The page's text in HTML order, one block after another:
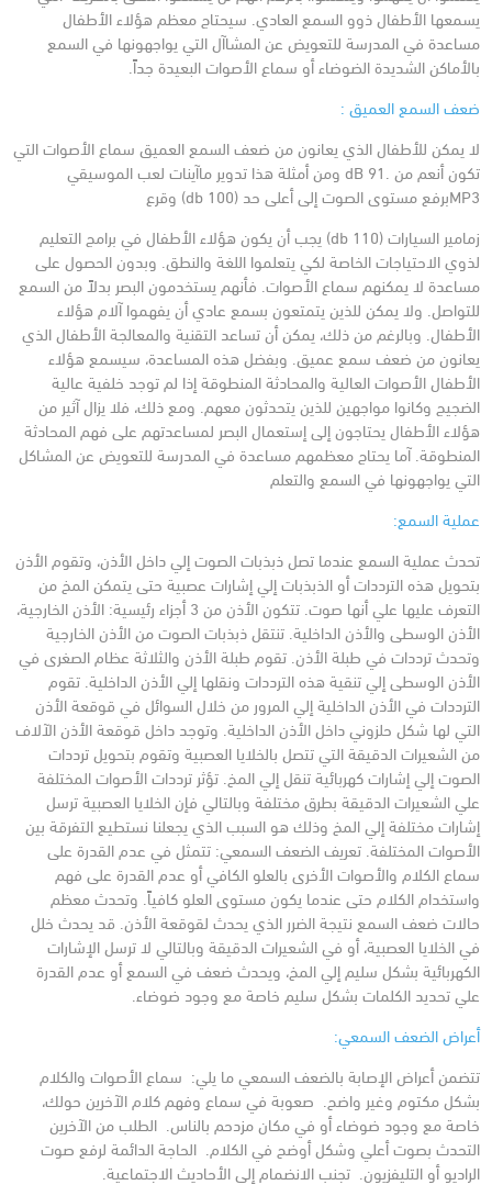
يسمعها الأطفال ذوو السمع العادي. سيحتاج معظم هؤلاء الأطفال
مساعدة في المدرسة للتعويض عن المشاآل التي يواجهونها في السمع
بالأماكن الشديدة الضوضاء أو سماع الأصوات البعيدة جداً.
ضعف السمع العميق :
لا يمكن للأطفال الذي يعانون من ضعف السمع العميق سماع الأصوات التي
تكون أنعم من .dB 91 ومن أمثلة هذا تدوير ماآينات لعب الموسيقي
MP3برفع مستوى الصوت إلى أعلى حد (db 100) وقرع
زمامير السيارات (db 110)
يجب أن يكون هؤلاء الأطفال في برامج التعليم
لذوي الاحتياجات الخاصة لكي يتعلموا اللغة والنطق. وبدون الحصول على
مساعدة لا يمكنهم سماع الأصوات. فأنهم يستخدمون البصر بدلاً من السمع
للتواصل. ولا يمكن للذين يتمتعون بسمع عادي أن يفهموا آلام هؤلاء
الأطفال. وبالرغم من ذلك، يمكن أن تساعد التقنية والمعالجة الأطفال الذي
يعانون من ضعف سمع عميق. وبفضل هذه المساعدة، سيسمع هؤلاء
الأطفال الأصوات العالية والمحادثة المنطوقة إذا لم توجد خلفية عالية
الضجيج وكانوا مواجهين للذين يتحدثون معهم. ومع ذلك، فلا يزال آثير من
هؤلاء الأطفال يحتاجون إلى إستعمال البصر لمساعدتهم على فهم المحادثة
المنطوقة. آما يحتاج معظمهم مساعدة في المدرسة للتعويض عن المشاكل
التي يواجهونها في السمع والتعلم
عملية السمع:
تحدث عملية السمع عندما تصل ذبذبات الصوت إلي داخل الأذن، وتقوم الأذن
بتحويل هذه الترددات أو الذبذبات إلي إشارات عصبية حتى يتمكن المخ من
التعرف عليها علي أنها صوت. تتكون الأذن من 3 أجزاء رئيسية:
الأذن الخارجية،
الأذن الوسطى والأذن الداخلية. تنتقل ذبذبات الصوت من الأذن الخارجية
وتحدث ترددات في طبلة الأذن. تقوم طبلة الأذن والثلاثة عظام الصغرى في
الأذن الوسطى إلي تنقية هذه الترددات ونقلها إلي الأذن الداخلية. تقوم
الترددات في الأذن الداخلية إلي المرور من خلال السوائل في قوقعة الأذن
التي لها شكل حلزوني داخل الأذن الداخلية. وتوجد داخل قوقعة الأذن الآلاف
من الشعيرات الدقيقة التي تتصل بالخلايا العصبية وتقوم بتحويل ترددات
الصوت إلي إشارات كهربائية تنقل إلي المخ. تؤثر ترددات الأصوات المختلفة
علي الشعيرات الدقيقة بطرق مختلفة وبالتالي فإن الخلايا العصبية ترسل
إشارات مختلفة إلي المخ وذلك هو السبب الذي يجعلنا نستطيع التفرقة بين
الأصوات المختلفة. تعريف الضعف السمعي: تتمثل في عدم القدرة على
سماع الكلام والأصوات الأخرى بالعلو الكافي أو عدم القدرة على فهم
واستخدام الكلام حتى عندما يكون مستوى العلو كافياً. وتحدث معظم
حالات ضعف السمع نتيجة الضرر الذي يحدث لقوقعة الأذن. قد يحدث خلل
في الخلايا العصبية، أو في الشعيرات الدقيقة وبالتالي لا ترسل الإشارات
الكهربائية بشكل سليم إلي المخ، ويحدث ضعف في السمع أو عدم القدرة
علي تحديد الكلمات بشكل سليم خاصة مع وجود ضوضاء.
أعراض الضعف السمعي:
تتضمن أعراض الإصابة بالضعف السمعي ما يلي: سماع الأصوات والكلام
بشكل مكتوم وغير واضح.
صعوبة في سماع وفهم كلام الآخرين حولك،
خاصة مع وجود ضوضاء أو في مكان مزدحم بالناس. الطلب من الآخرين
التحدث بصوت أعلي وشكل أوضح في الكلام. الحاجة الدائمة لرفع صوت
الراديو أو التليفزيون. تجنب الانضمام إلي الأحاديث الاجتماعية.